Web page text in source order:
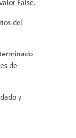
False.
del
de
y